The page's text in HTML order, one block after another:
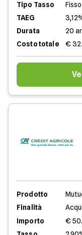
Tipo Tasso
Fisso
TAEG
Durata
20
Costo totale
€
Prodotto
Finalità
Importo
€